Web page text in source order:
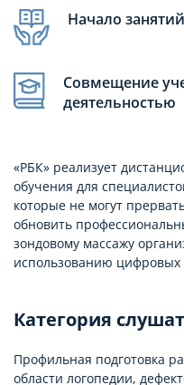
Начало
Совмещение
деятельностью
«РБК» реализует
обучения для
которые не могут
обновить
зондовому массажу
использованию
Категория
Профильная подготовка
области логопедии,